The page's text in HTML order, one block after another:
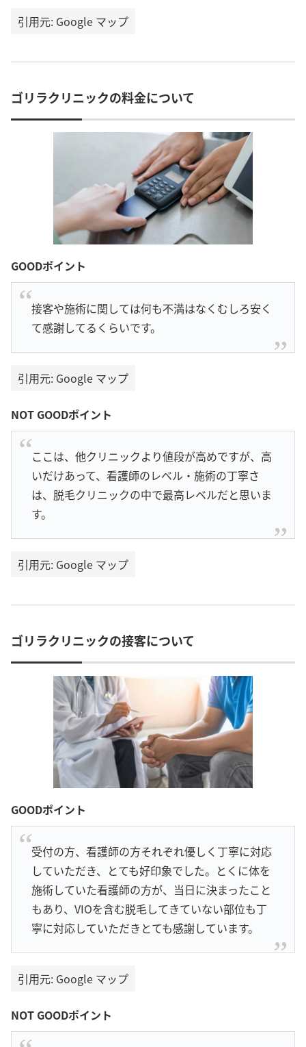
引用元: Google マップ
ゴリラクリニックの料金について
GOODポイント
接客や施術に関しては何も不満はなくむしろ安く
て感謝してるくらいです。
引用元: Google マップ
NOT GOODポイント
ここは、他クリニックより値段が高めですが、高
いだけあって、看護師のレベル・施術の丁寧さ
は、脱毛クリニックの中で最高レベルだと思いま
す。
引用元: Google マップ
ゴリラクリニックの接客について
GOODポイント
受付の方、看護師の方それぞれ優しく丁寧に対応
していただき、とても好印象でした。とくに体を
施術していた看護師の方が、当日に決まったこと
もあり、VIOを含む脱毛してきていない部位も丁
寧に対応していただきとても感謝しています。
引用元: Google マップ
NOT GOODポイント